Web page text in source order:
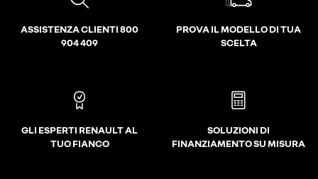
ASSISTENZA CLIENTI 800
904 409
PROVA IL MODELLO DI TUA
SCELTA
GLI ESPERTI RENAULT AL
TUO FIANCO
SOLUZIONI DI
FINANZIAMENTO SU MISURA